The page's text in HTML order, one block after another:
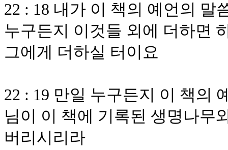
22 : 18 내가 이 책의 예언의 말
누구든지 이것들 외에 더하면
그에게 더하실 터이요
22 : 19 만일 누구든지 이 책의
님이 이 책에 기록된 생명나무
버리시리라